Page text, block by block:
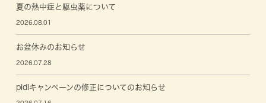
夏の熱中症と駆虫薬について
2026.08.01
お盆休みのお知らせ
2026.07.28
pidiキャンペーンの修正についてのお知らせ